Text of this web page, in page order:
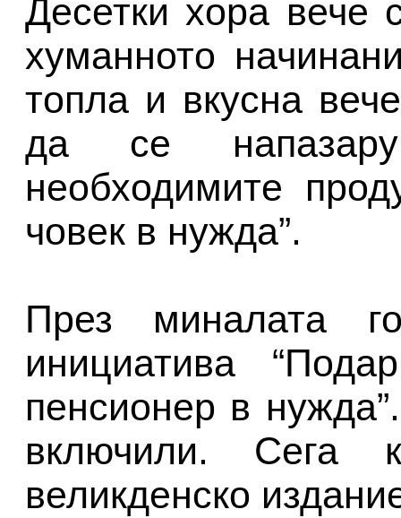
Десетки хора вече
хуманното
топла и вкусна
да се
необходимите
човек в нужда”.
През миналата
инициатива
пенсионер в
включили. Сега
великденско